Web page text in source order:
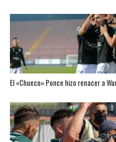
El «Chueco» Ponce hizo renacer a